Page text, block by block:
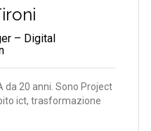
– Digital
da 20 anni. Sono Project
ict, trasformazione